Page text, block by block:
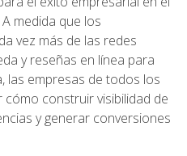
medida que los
vez más de las redes
y reseñas en línea para
las empresas de todos los
construir visibilidad de
y generar conversiones